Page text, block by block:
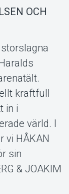
OCH
kraftfull
in i
värld. I
vi HÅKAN
sin
& JOAKIM